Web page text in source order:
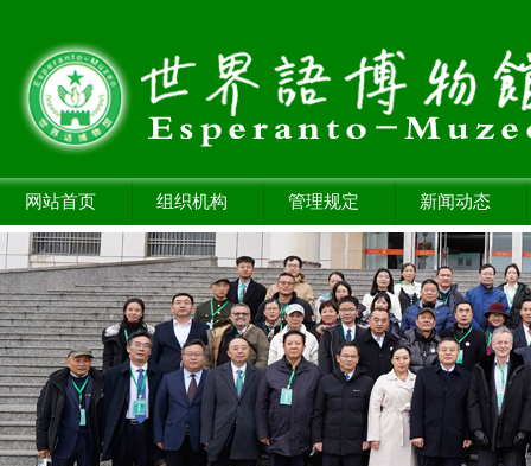
网站首页 组织机构 管理规定 新闻动态